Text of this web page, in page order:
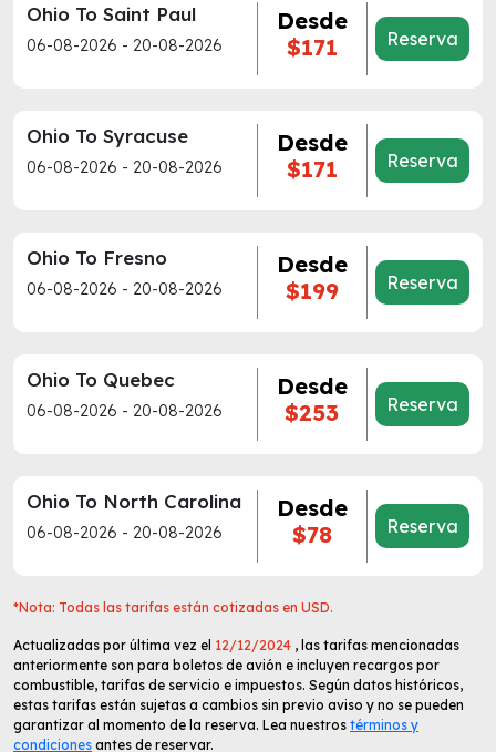
Ohio To Saint Paul
06-08-2026 - 20-08-2026
Desde
$171
Reserva
Ohio To Syracuse
06-08-2026 - 20-08-2026
Desde
$171
Reserva
Ohio To Fresno
06-08-2026 - 20-08-2026
Desde
$199
Reserva
Ohio To Quebec
06-08-2026 - 20-08-2026
Desde
$253
Reserva
Ohio To North Carolina
06-08-2026 - 20-08-2026
Desde
$78
Reserva
*Nota: Todas las tarifas están cotizadas en USD.
Actualizadas por última vez el 12/12/2024 , las tarifas mencionadas
anteriormente son para boletos de avión e incluyen recargos por
combustible, tarifas de servicio e impuestos. Según datos históricos,
estas tarifas están sujetas a cambios sin previo aviso y no se pueden
garantizar al momento de la reserva. Lea nuestros términos y
condiciones antes de reservar.